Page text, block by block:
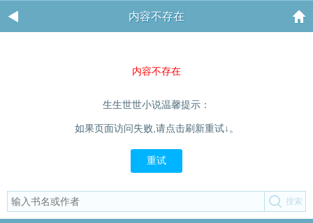
内容不存在
内容不存在
生生世世小说温馨提示：
如果页面访问失败,请点击刷新重试↓。
重试